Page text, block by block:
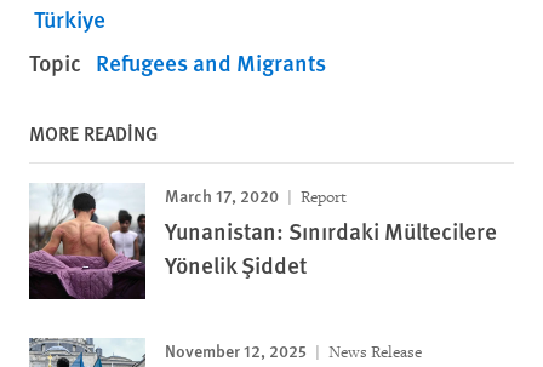
Türkiye
Topic Refugees and Migrants
MORE READING
March 17, 2020 Report
Yunanistan: Sınırdaki Mültecilere
Yönelik Şiddet
November 12, 2025 News Release